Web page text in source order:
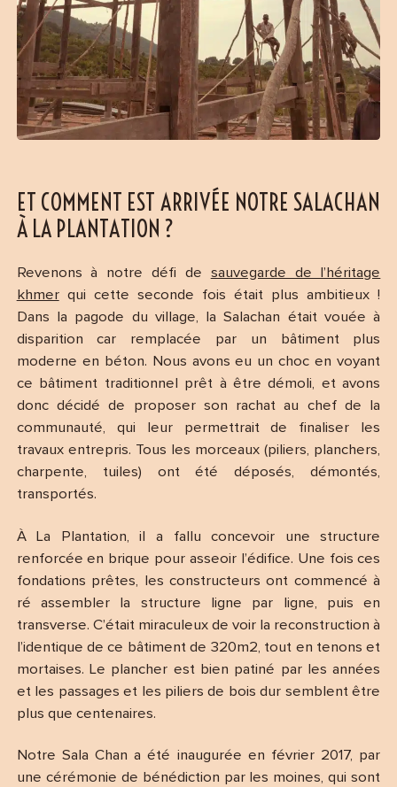
ET COMMENT EST ARRIVÉE NOTRE SALACHAN
À LA PLANTATION ?
Revenons à notre défi de sauvegarde de l’héritage
khmerqui cette seconde fois était plus ambitieux !
Dans la pagode du village, la Salachan était vouée à
disparition car remplacée par un bâtiment plus
moderne en béton. Nous avons eu un choc en voyant
ce bâtiment traditionnel prêt à être démoli, et avons
donc décidé de proposer son rachat au chef de la
communauté, qui leur permettrait de finaliser les
travaux entrepris. Tous les morceaux (piliers, planchers,
charpente, tuiles) ont été déposés, démontés,
transportés.
À La Plantation, il a fallu concevoir une structure
renforcée en brique pour asseoir l’édifice. Une fois ces
fondations prêtes, les constructeurs ont commencé à
ré assembler la structure ligne par ligne, puis en
transverse. C’était miraculeux de voir la reconstruction à
l’identique de ce bâtiment de 320m2, tout en tenons et
mortaises. Le plancher est bien patiné par les années
et les passages et les piliers de bois dur semblent être
plus que centenaires.
Notre Sala Chan a été inaugurée en février 2017, par
une cérémonie de bénédiction par les moines, qui sont